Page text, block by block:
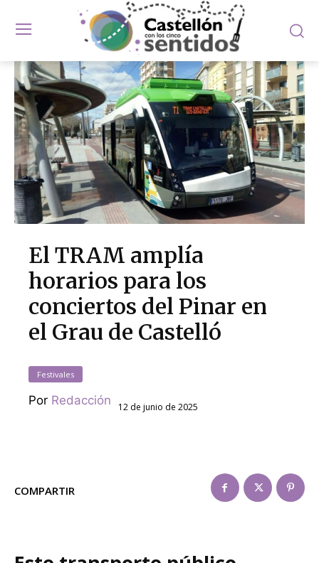
El TRAM amplía
horarios para los
conciertos del Pinar en
el Grau de Castelló
Festivales
Por Redacción 12 de junio de 2025
COMPARTIR